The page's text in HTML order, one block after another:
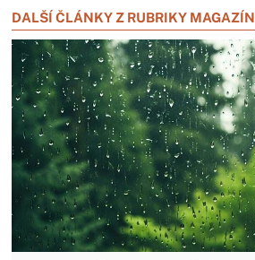
DALŠÍ ČLÁNKY Z RUBRIKY MAGAZÍN